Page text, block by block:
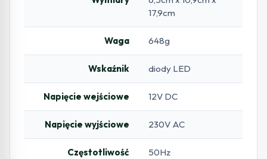
17,9cm
Waga 648g
Wskaźnik diody LED
Napięcie wejściowe 12V DC
Napięcie wyjściowe 230V AC
Częstotliwość
50Hz